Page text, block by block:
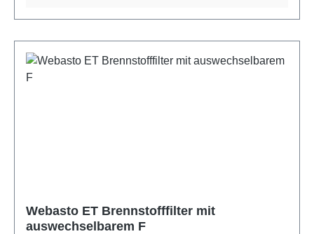
Webasto ET Brennstofffilter mit
auswechselbarem F